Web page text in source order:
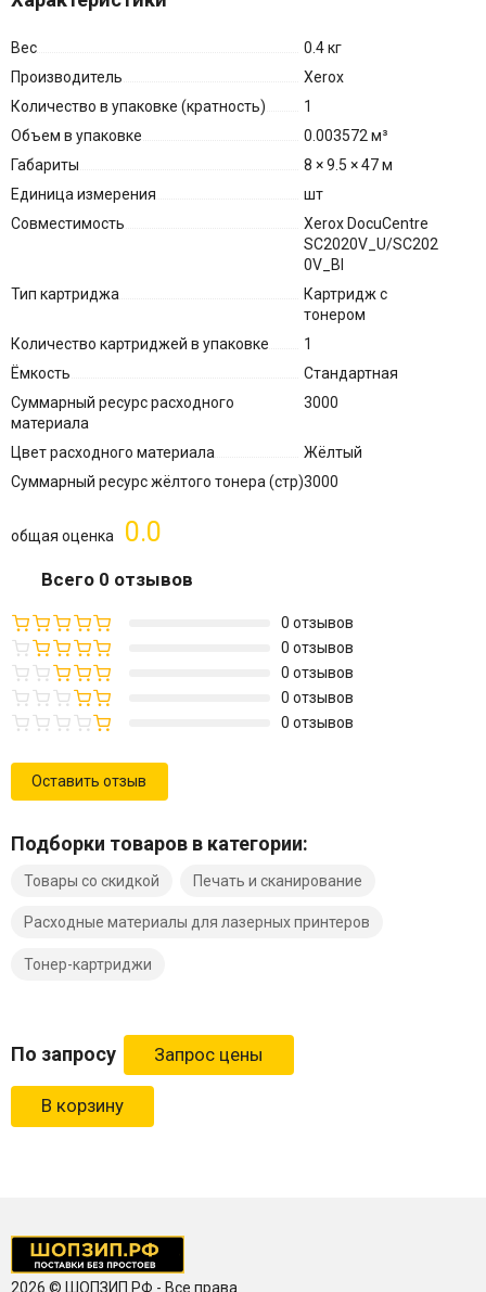
Вес
0.4 кг
Производитель
Xerox
Количество в упаковке (кратность)
1
Объем в упаковке
0.003572 м³
Габариты
8 × 9.5 × 47 м
Единица измерения
шт
Совместимость
Xerox DocuCentre
SC2020V_U/SC202
0V_BI
Тип картриджа
Картридж с
тонером
Количество картриджей в упаковке
1
Ёмкость
Стандартная
Суммарный ресурс расходного
материала
3000
Цвет расходного материала
Жёлтый
Суммарный ресурс жёлтого тонера (стр)3000
0.0
общая оценка
Всего 0 отзывов
0 отзывов
0 отзывов
0 отзывов
0 отзывов
0 отзывов
Оставить отзыв
Подборки товаров в категории:
Товары со скидкой Печать и сканирование
Расходные материалы для лазерных принтеров
Тонер-картриджи
По запросу
В корзину
2026 © ШОПЗИП.РФ - Все права